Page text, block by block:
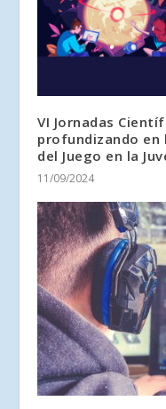
VI Jornadas
profundizando en
del Juego en la
11/09/2024